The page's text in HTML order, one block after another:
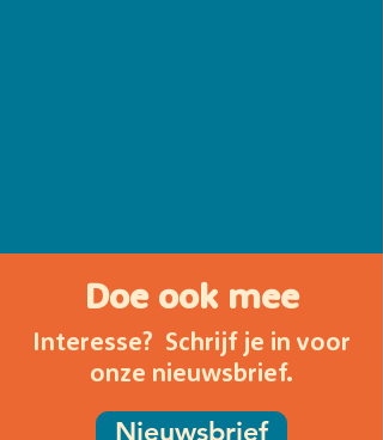
Doe ook mee
Interesse? Schrijf je in voor
onze nieuwsbrief.
Nieuwsbrief